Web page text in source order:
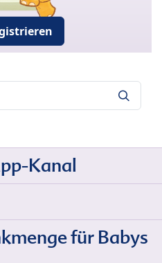
Kanal
für Babys